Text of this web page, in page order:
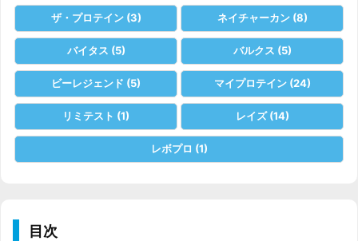
ザ・プロテイン(3) ネイチャーカン(8)
バイタス (5) バルクス (5)
ビーレジェンド (5) マイプロテイン(24)
リミテスト (1) レイズ(14)
レボプロ (1)
目次